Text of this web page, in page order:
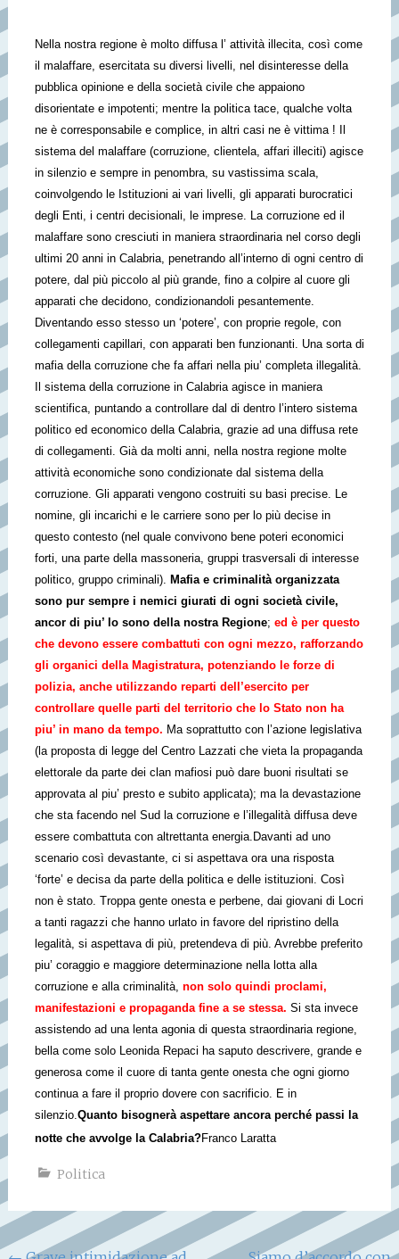
Nella nostra regione è molto diffusa l’ attività illecita, così come
il malaffare, esercitata su diversi livelli, nel disinteresse della
pubblica opinione e della società civile che appaiono
disorientate e impotenti; mentre la politica tace, qualche volta
ne è corresponsabile e complice, in altri casi ne è vittima ! Il
sistema del malaffare (corruzione, clientela, affari illeciti) agisce
in silenzio e sempre in penombra, su vastissima scala,
coinvolgendo le Istituzioni ai vari livelli, gli apparati burocratici
degli Enti, i centri decisionali, le imprese. La corruzione ed il
malaffare sono cresciuti in maniera straordinaria nel corso degli
ultimi 20 anni in Calabria, penetrando all’interno di ogni centro di
potere, dal più piccolo al più grande, fino a colpire al cuore gli
apparati che decidono, condizionandoli pesantemente.
Diventando esso stesso un ‘potere’, con proprie regole, con
collegamenti capillari, con apparati ben funzionanti. Una sorta di
mafia della corruzione che fa affari nella piu’ completa illegalità.
Il sistema della corruzione in Calabria agisce in maniera
scientifica, puntando a controllare dal di dentro l’intero sistema
politico ed economico della Calabria, grazie ad una diffusa rete
di collegamenti. Già da molti anni, nella nostra regione molte
attività economiche sono condizionate dal sistema della
corruzione. Gli apparati vengono costruiti su basi precise. Le
nomine, gli incarichi e le carriere sono per lo più decise in
questo contesto (nel quale convivono bene poteri economici
forti, una parte della massoneria, gruppi trasversali di interesse
politico, gruppo criminali). Mafia e criminalità organizzata
sono pur sempre i nemici giurati di ogni società civile,
ancor di piu’ lo sono della nostra Regione; ed è per questo
che devono essere combattuti con ogni mezzo, rafforzando
gli organici della Magistratura, potenziando le forze di
polizia, anche utilizzando reparti dell’esercito per
controllare quelle parti del territorio che lo Stato non ha
piu’ in mano da tempo. Ma soprattutto con l’azione legislativa
(la proposta di legge del Centro Lazzati che vieta la propaganda
elettorale da parte dei clan mafiosi può dare buoni risultati se
approvata al piu’ presto e subito applicata); ma la devastazione
che sta facendo nel Sud la corruzione e l’illegalità diffusa deve
essere combattuta con altrettanta energia.Davanti ad uno
scenario così devastante, ci si aspettava ora una risposta
‘forte’ e decisa da parte della politica e delle istituzioni. Così
non è stato. Troppa gente onesta e perbene, dai giovani di Locri
a tanti ragazzi che hanno urlato in favore del ripristino della
legalità, si aspettava di più, pretendeva di più. Avrebbe preferito
piu’ coraggio e maggiore determinazione nella lotta alla
corruzione e alla criminalità, non solo quindi proclami,
manifestazioni e propaganda fine a se stessa. Si sta invece
assistendo ad una lenta agonia di questa straordinaria regione,
bella come solo Leonida Repaci ha saputo descrivere, grande e
generosa come il cuore di tanta gente onesta che ogni giorno
continua a fare il proprio dovere con sacrificio. E in
silenzio.Quanto bisognerà aspettare ancora perché passi la
notte che avvolge la Calabria?Franco Laratta
Politica